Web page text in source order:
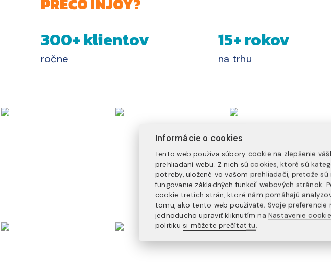
300+ klientov
ročne
15+ rokov
na trhu
Informácie o cookies
Tento web používa súbory cookie na zlepšenie
prehliadaní webu. Z nich sú cookies, ktoré sú
potreby, uložené vo vašom prehliadači, pretože
fungovanie základných funkcií webových stránok.
cookie tretích strán, ktoré nám pomáhajú
tomu, ako tento web používate. Svoje preferencie
jednoducho upraviť kliknutím naNastavenie
politiku si môžete prečítať tu.